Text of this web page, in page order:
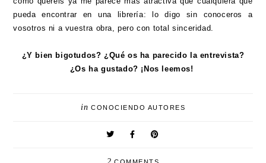
pueda encontrar en una librería: lo digo sin conoceros a
vosotros ni a vuestra obra, pero con total sinceridad.
¿Y bien bigotudos? ¿Qué os ha parecido la entrevista?
¿Os ha gustado? ¡Nos leemos!
in CONOCIENDO AUTORES
2 COMMENTS